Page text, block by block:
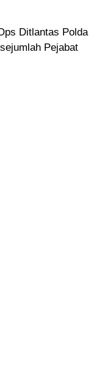
Ditlantas Polda
Pejabat